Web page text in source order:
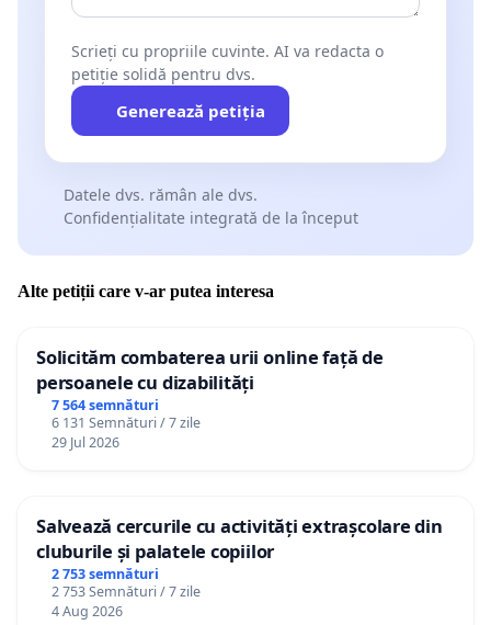
Scrieți cu propriile cuvinte. AI va redacta o
petiție solidă pentru dvs.
Generează petiția
Datele dvs. rămân ale dvs.
Confidențialitate integrată de la început
Alte petiții care v-ar putea interesa
Solicităm combaterea urii online față de
persoanele cu dizabilități
7 564 semnături
6 131 Semnături / 7 zile
29 Jul 2026
Salvează cercurile cu activități extrașcolare din
cluburile și palatele copiilor
2 753 semnături
2 753 Semnături / 7 zile
4 Aug 2026